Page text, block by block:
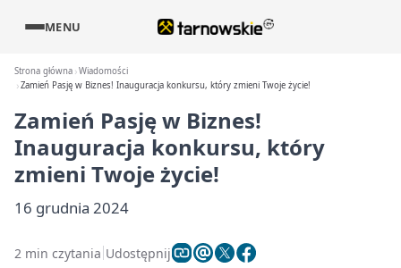
MENU
Strona główna Wiadomości
Zamień Pasję w Biznes! Inauguracja konkursu, który zmieni Twoje życie!
Zamień Pasję w Biznes!
Inauguracja konkursu, który
zmieni Twoje życie!
16 grudnia 2024
2 min czytania Udostępnij